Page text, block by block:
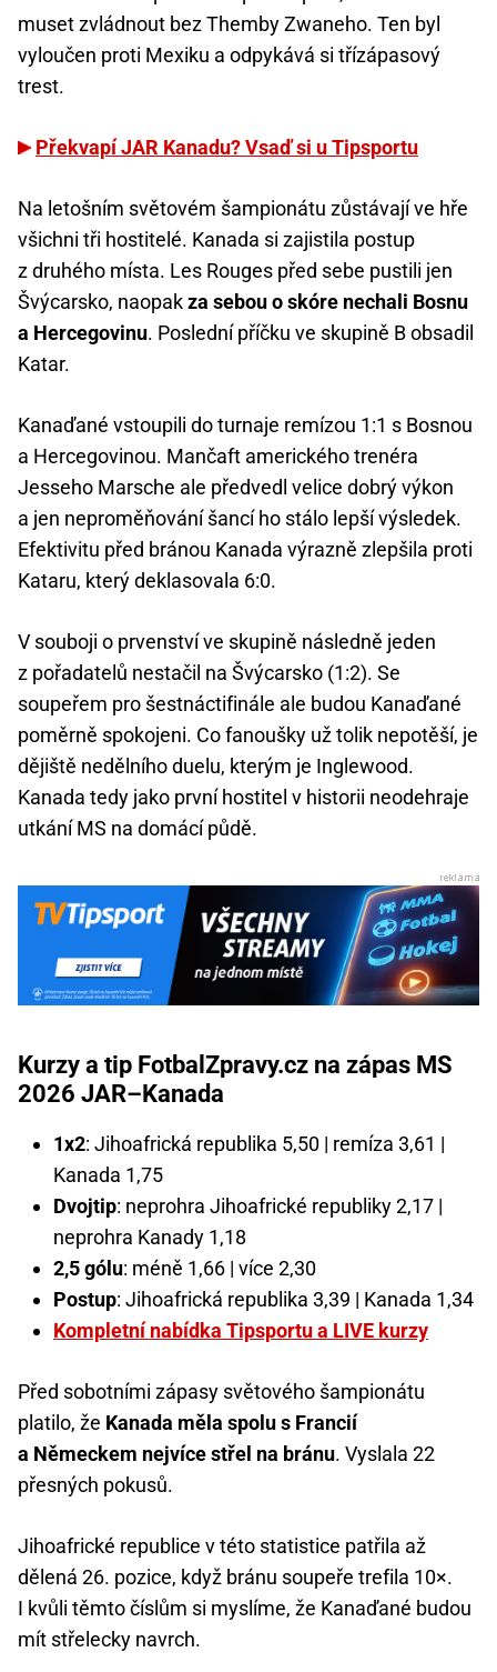
muset zvládnout bez Themby Zwaneho. Ten byl
vyloučen proti Mexiku a odpykává si třízápasový
trest.
Překvapí JAR Kanadu? Vsaď si u Tipsportu
Na letošním světovém šampionátu zůstávají ve hře
všichni tři hostitelé. Kanada si zajistila postup
z druhého místa. Les Rouges před sebe pustili jen
Švýcarsko, naopakza sebou o skóre nechali Bosnu
a Hercegovinu. Poslední příčku ve skupině B obsadil
Katar.
Kanaďané vstoupili do turnaje remízou 1:1 s Bosnou
a Hercegovinou. Mančaft amerického trenéra
Jesseho Marsche ale předvedl velice dobrý výkon
a jen neproměňování šancí ho stálo lepší výsledek.
Efektivitu před bránou Kanada výrazně zlepšila proti
Kataru, který deklasovala 6:0.
V souboji o prvenství ve skupině následně jeden
z pořadatelů nestačil na Švýcarsko (1:2). Se
soupeřem pro šestnáctifinále ale budou Kanaďané
poměrně spokojeni. Co fanoušky už tolik nepotěší, je
dějiště nedělního duelu, kterým je Inglewood.
Kanada tedy jako první hostitel v historii neodehraje
utkání MS na domácí půdě.
Kurzy a tip FotbalZpravy.cz na zápas MS
2026 JAR–Kanada
1x2: Jihoafrická republika 5,50 | remíza 3,61 |
Kanada 1,75
Dvojtip: neprohra Jihoafrické republiky 2,17 |
neprohra Kanady 1,18
2,5 gólu: méně 1,66 | více 2,30
Postup: Jihoafrická republika 3,39 | Kanada 1,34
Kompletní nabídka Tipsportu a LIVE kurzy
Před sobotními zápasy světového šampionátu
platilo, že Kanada měla spolu s Francií
a Německem nejvíce střel na bránu. Vyslala 22
přesných pokusů.
Jihoafrické republice v této statistice patřila až
dělená 26. pozice, když bránu soupeře trefila 10×.
I kvůli těmto číslům si myslíme, že Kanaďané budou
mít střelecky navrch.